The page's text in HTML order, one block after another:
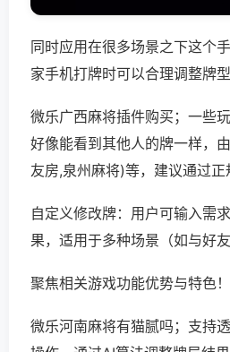
同时应用在很多场景之下这个
家手机打牌时可以合理调整牌
微乐广西麻将插件购买；一些
好像能看到其他人的牌一样，
友房,泉州麻将)等，建议通过正
自定义修改牌：用户可输入需
果，适用于多种场景（如与好
聚焦相关游戏功能优势与特色！
微乐河南麻将有猫腻吗；支持